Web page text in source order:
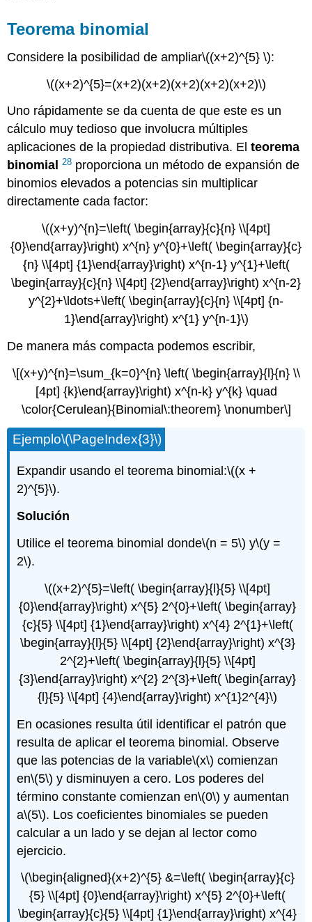
Teorema binomial
Considere la posibilidad de ampliar\((x+2)^{5} \):
\((x+2)^{5}=(x+2)(x+2)(x+2)(x+2)(x+2)\)
Uno rápidamente se da cuenta de que este es un
cálculo muy tedioso que involucra múltiples
aplicaciones de la propiedad distributiva. Elteorema
binomial
28 proporciona un método de expansión de
binomios elevados a potencias sin multiplicar
directamente cada factor:
\((x+y)^{n}=\left( \begin{array}{c}{n} \\[4pt]
{0}\end{array}\right) x^{n} y^{0}+\left( \begin{array}{c}
{n} \\[4pt] {1}\end{array}\right) x^{n-1} y^{1}+\left(
\begin{array}{c}{n} \\[4pt] {2}\end{array}\right) x^{n-2}
y^{2}+\ldots+\left( \begin{array}{c}{n} \\[4pt] {n-
1}\end{array}\right) x^{1} y^{n-1}\)
De manera más compacta podemos escribir,
\[(x+y)^{n}=\sum_{k=0}^{n} \left( \begin{array}{l}{n} \\
[4pt] {k}\end{array}\right) x^{n-k} y^{k} \quad
\color{Cerulean}{Binomial\:theorem} \nonumber\]
Ejemplo\(\PageIndex{3}\)
Expandir usando el teorema binomial:\((x +
2)^{5}\).
Solución
Utilice el teorema binomial donde\(n = 5\) y\(y =
2\).
\((x+2)^{5}=\left( \begin{array}{l}{5} \\[4pt]
{0}\end{array}\right) x^{5} 2^{0}+\left( \begin{array}
{c}{5} \\[4pt] {1}\end{array}\right) x^{4} 2^{1}+\left(
\begin{array}{l}{5} \\[4pt] {2}\end{array}\right) x^{3}
2^{2}+\left( \begin{array}{l}{5} \\[4pt]
{3}\end{array}\right) x^{2} 2^{3}+\left( \begin{array}
{l}{5} \\[4pt] {4}\end{array}\right) x^{1}2^{4}\)
En ocasiones resulta útil identificar el patrón que
resulta de aplicar el teorema binomial. Observe
que las potencias de la variable\(x\) comienzan
en\(5\) y disminuyen a cero. Los poderes del
término constante comienzan en\(0\) y aumentan
a\(5\). Los coeficientes binomiales se pueden
calcular a un lado y se dejan al lector como
ejercicio.
\(\begin{aligned}(x+2)^{5} &=\left( \begin{array}{c}
{5} \\[4pt] {0}\end{array}\right) x^{5} 2^{0}+\left(
\begin{array}{c}{5} \\[4pt] {1}\end{array}\right) x^{4}